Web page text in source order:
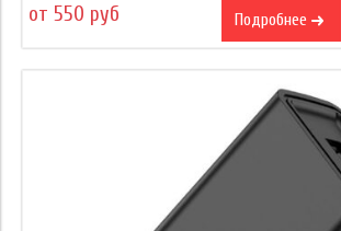
от 550 руб
Подробнее